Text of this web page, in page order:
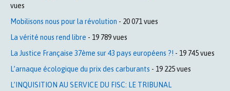
vues
Mobilisons nous pour la révolution - 20 071 vues
La vérité nous rend libre - 19 789 vues
La Justice Française 37ème sur 43 pays européens ?! - 19 745 vues
L’arnaque écologique du prix des carburants - 19 225 vues
L’INQUISITION AU SERVICE DU FISC: LE TRIBUNAL